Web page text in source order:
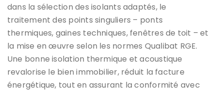
dans la sélection des isolants adaptés, le
traitement des points singuliers – ponts
thermiques, gaines techniques, fenêtres de toit – et
la mise en œuvre selon les normes Qualibat RGE.
Une bonne isolation thermique et acoustique
revalorise le bien immobilier, réduit la facture
énergétique, tout en assurant la conformité avec